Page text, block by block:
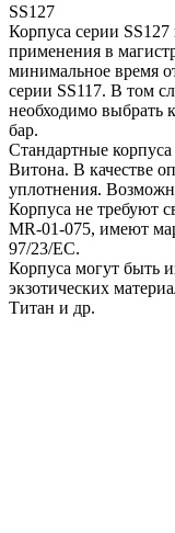
SS127
Корпуса серии
применения в
минимальное время
серии SS117. В том
необходимо выбрать
бар.
Стандартные
Витона. В качестве
уплотнения.
Корпуса не требуют
MR-01-075, имеют
97/23/EC.
Корпуса могут быть
экзотических
Титан и др.